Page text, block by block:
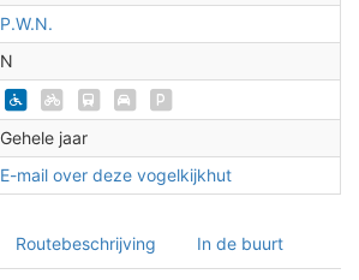
P.W.N.
N
Gehele jaar
E-mail over deze vogelkijkhut
Routebeschrijving In de buurt